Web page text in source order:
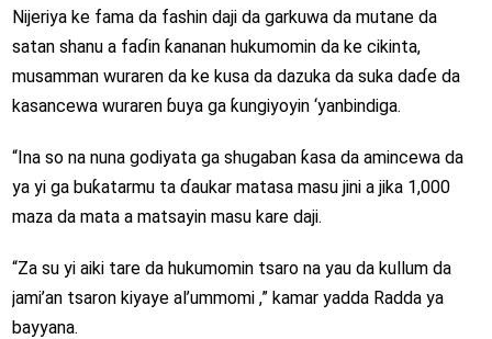
Nijeriya ke fama da fashin daji da garkuwa da mutane da
satan shanu a faɗin ƙananan hukumomin da ke cikinta,
musamman wuraren da ke kusa da dazuka da suka daɗe da
kasancewa wuraren ɓuya ga ƙungiyoyin ‘yanbindiga.
“Ina so na nuna godiyata ga shugaban ƙasa da amincewa da
ya yi ga buƙatarmu ta ɗaukar matasa masu jini a jika 1,000
maza da mata a matsayin masu kare daji.
“Za su yi aiki tare da hukumomin tsaro na yau da kullum da
jami’an tsaron kiyaye al’ummomi ,” kamar yadda Radda ya
bayyana.